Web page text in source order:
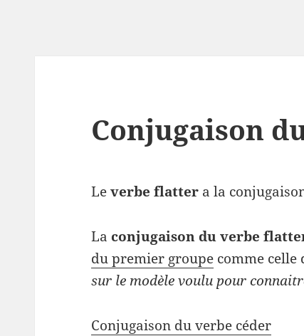
Conjugaison
Leverbe flatter a la
La conjugaison du verbe
du premier groupe comme celle
sur le modèle voulu pour
Conjugaison du verbe céder